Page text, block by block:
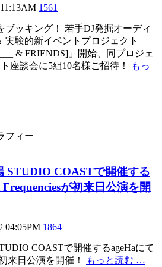
1561
ブッキング！ 若手DJ発掘オーディ
実験的新イベントプロジェクト
& FRIENDS]」開始、同プロジェ
座談会に5組10名様ご招待！
もっ
フィー
STUDIO COASTで開催する
が初来日公演を開
04:05PM 1864
COASTで開催するageHaにて
来日公演を開催！
もっと読む …